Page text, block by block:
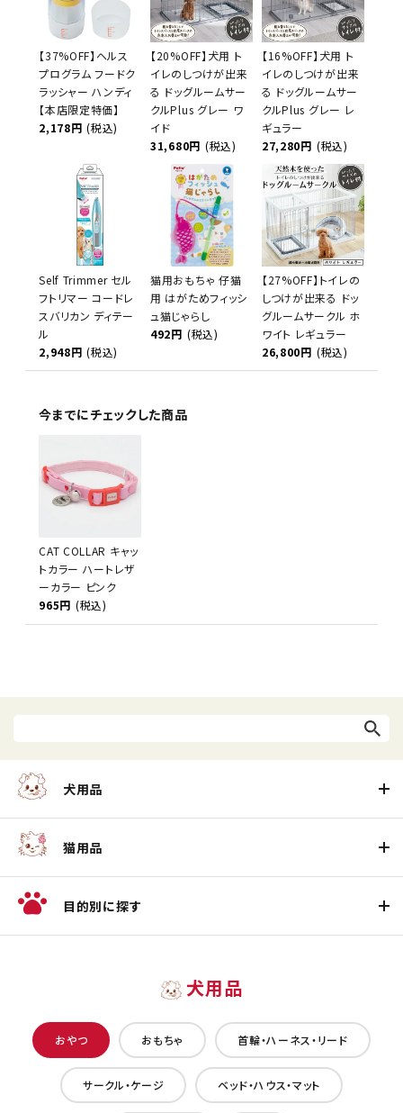
【37%OFF】ヘルス
プログラム フードク
ラッシャー ハンディ
【本店限定特価】
2,178円 (税込)
【20%OFF】犬用 ト
イレのしつけが出来
る ドッグルームサー
クルPlus グレー ワ
イド
31,680円 (税込)
【16%OFF】犬用 ト
イレのしつけが出来
る ドッグルームサー
クルPlus グレー レ
ギュラー
27,280円 (税込)
Self Trimmer セル
フトリマー コードレ
スバリカン ディテー
ル
2,948円 (税込)
猫用おもちゃ 仔猫
用 はがためフィッシ
ュ猫じゃらし
492円 (税込)
【27%OFF】トイレの
しつけが出来る ドッ
グルームサークル ホ
ワイト レギュラー
26,800円 (税込)
今までにチェックした商品
CAT COLLAR キャッ
トカラー ハートレザ
ーカラー ピンク
965円 (税込)
犬用品
猫用品
目的別に探す
犬用品
おやつ おもちゃ 首輪・ハーネス・リード
サークル・ケージ ベッド・ハウス・マット